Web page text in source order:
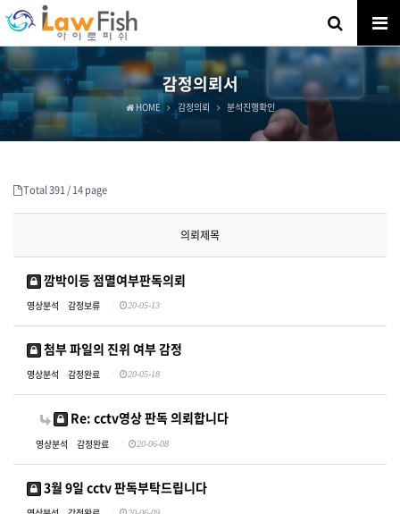
감정의뢰서
HOME 감정의뢰 분석진행확인
Total 391 /14 page
의뢰제목
깜박이등 점멸여부판독의뢰
영상분석 감정보류 20-05-13
첨부 파일의 진위 여부 감정
영상분석 감정완료 20-05-18
Re: cctv영상 판독 의뢰합니다
영상분석 감정완료 20-06-08
3월 9일 cctv 판독부탁드립니다